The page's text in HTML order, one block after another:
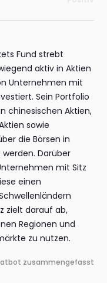
Fund strebt
aktiv in Aktien
Unternehmen mit
Sein Portfolio
chinesischen Aktien,
sowie
die Börsen in
Darüber
mit Sitz
einen
zielt darauf ab,
Regionen und
zu nutzen.
zusammengefasst